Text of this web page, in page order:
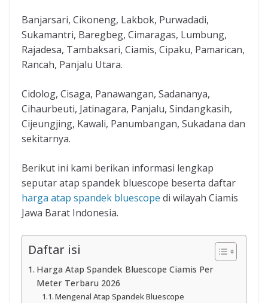
Banjarsari, Cikoneng, Lakbok, Purwadadi,
Sukamantri, Baregbeg, Cimaragas, Lumbung,
Rajadesa, Tambaksari, Ciamis, Cipaku, Pamarican,
Rancah, Panjalu Utara.
Cidolog, Cisaga, Panawangan, Sadananya,
Cihaurbeuti, Jatinagara, Panjalu, Sindangkasih,
Cijeungjing, Kawali, Panumbangan, Sukadana dan
sekitarnya.
Berikut ini kami berikan informasi lengkap
seputar atap spandek bluescope beserta daftar
harga atap spandek bluescope di wilayah Ciamis
Jawa Barat Indonesia.
Daftar isi
Harga Atap Spandek Bluescope Ciamis Per
Meter Terbaru 2026
Mengenal Atap Spandek Bluescope